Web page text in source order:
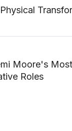
of Sales
Apa
meminta
Moore's Most
Roles